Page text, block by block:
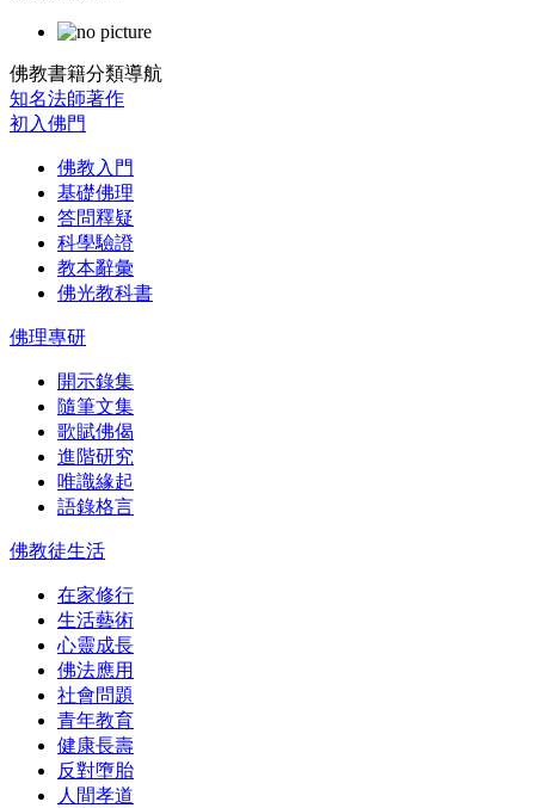
佛教書籍分類導航
知名法師著作
初入佛門
佛教入門
基礎佛理
答問釋疑
科學驗證
教本辭彙
佛光教科書
佛理專研
開示錄集
隨筆文集
歌賦佛偈
進階研究
唯識緣起
語錄格言
佛教徒生活
在家修行
生活藝術
心靈成長
佛法應用
社會問題
青年教育
健康長壽
反對墮胎
人間孝道